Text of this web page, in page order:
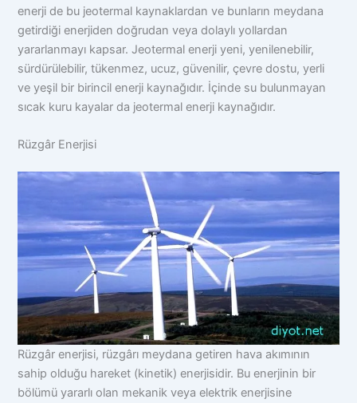
enerji de bu jeotermal kaynaklardan ve bunların meydana
getirdiği enerjiden doğrudan veya dolaylı yollardan
yararlanmayı kapsar. Jeotermal enerji yeni, yenilenebilir,
sürdürülebilir, tükenmez, ucuz, güvenilir, çevre dostu, yerli
ve yeşil bir birincil enerji kaynağıdır. İçinde su bulunmayan
sıcak kuru kayalar da jeotermal enerji kaynağıdır.
Rüzgâr Enerjisi
Rüzgâr enerjisi, rüzgârı meydana getiren hava akımının
sahip olduğu hareket (kinetik) enerjisidir. Bu enerjinin bir
bölümü yararlı olan mekanik veya elektrik enerjisine